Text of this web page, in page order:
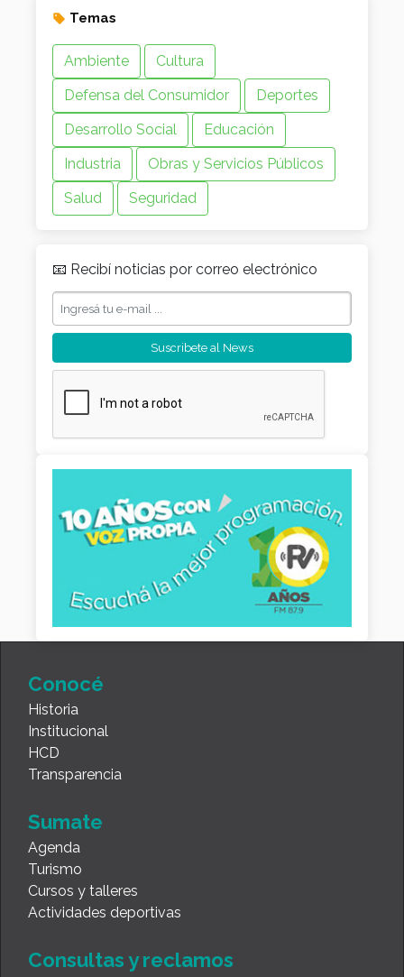
Temas
Ambiente
Cultura
Defensa del Consumidor
Deportes
Desarrollo Social
Educación
Industria
Obras y Servicios Públicos
Salud
Seguridad
📧 Recibí noticias por correo electrónico
Conocé
Historia
Institucional
HCD
Transparencia
Sumate
Agenda
Turismo
Cursos y talleres
Actividades deportivas
Consultas y reclamos